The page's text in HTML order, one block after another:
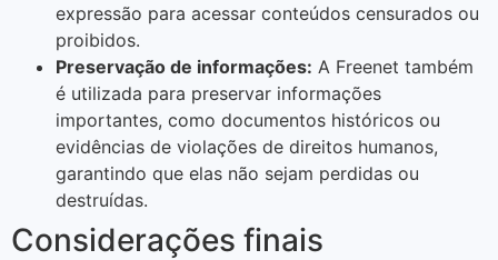
expressão para acessar conteúdos censurados ou
proibidos.
Preservação de informações: A Freenet também
é utilizada para preservar informações
importantes, como documentos históricos ou
evidências de violações de direitos humanos,
garantindo que elas não sejam perdidas ou
destruídas.
Considerações finais